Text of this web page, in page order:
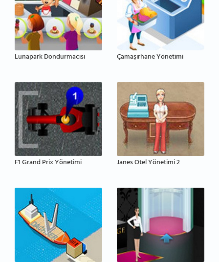
Lunapark Dondurmacısı Çamaşırhane Yönetimi
F1 Grand Prix Yönetimi Janes Otel Yönetimi 2